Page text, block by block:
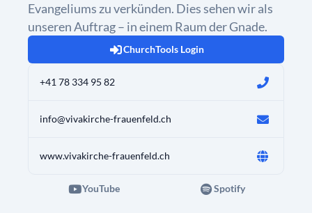
Evangeliums zu verkünden. Dies sehen wir als
unseren Auftrag – in einem Raum der Gnade.
ChurchTools Login
+41 78 334 95 82
info@vivakirche-frauenfeld.ch
www.vivakirche-frauenfeld.ch
YouTube Spotify